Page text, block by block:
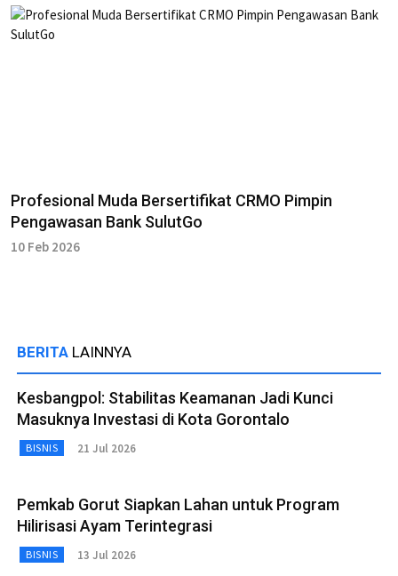
Profesional Muda Bersertifikat CRMO Pimpin
Pengawasan Bank SulutGo
10 Feb 2026
BERITA LAINNYA
Kesbangpol: Stabilitas Keamanan Jadi Kunci
Masuknya Investasi di Kota Gorontalo
BISNIS 21 Jul 2026
Pemkab Gorut Siapkan Lahan untuk Program
Hilirisasi Ayam Terintegrasi
BISNIS 13 Jul 2026